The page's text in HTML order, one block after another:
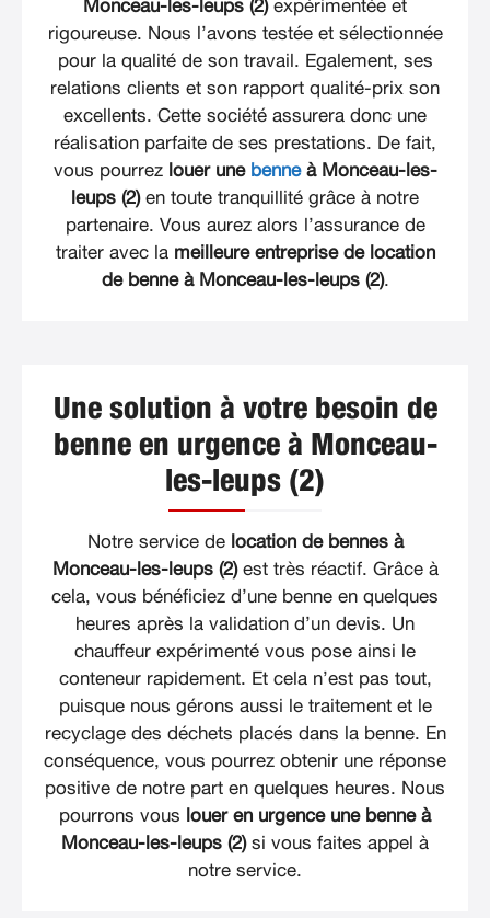
Monceau-les-leups (2)expérimentée et
rigoureuse. Nous l’avons testée et sélectionnée
pour la qualité de son travail. Egalement, ses
relations clients et son rapport qualité-prix son
excellents. Cette société assurera donc une
réalisation parfaite de ses prestations. De fait,
vous pourrez louer une benneà Monceau-les-
leups (2)en toute tranquillité grâce à notre
partenaire. Vous aurez alors l’assurance de
traiter avec la meilleure entreprise de location
de benne à Monceau-les-leups (2).
Une solution à votre besoin de
benne en urgence à Monceau-
les-leups (2)
Notre service de location de bennes à
Monceau-les-leups (2)est très réactif. Grâce à
cela, vous bénéficiez d’une benne en quelques
heures après la validation d’un devis. Un
chauffeur expérimenté vous pose ainsi le
conteneur rapidement. Et cela n’est pas tout,
puisque nous gérons aussi le traitement et le
recyclage des déchets placés dans la benne. En
conséquence, vous pourrez obtenir une réponse
positive de notre part en quelques heures. Nous
pourrons vous louer en urgence une benne à
Monceau-les-leups (2)si vous faites appel à
notre service.